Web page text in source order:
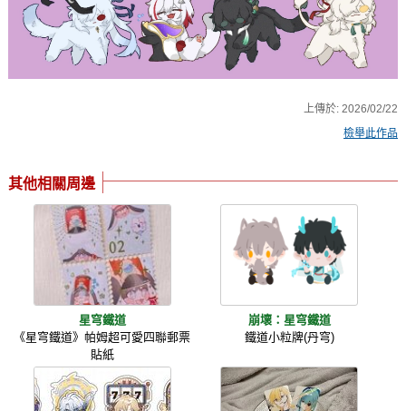
上傳於: 2026/02/22
檢舉此作品
其他相關周邊
星穹鐵道
《星穹鐵道》帕姆超可愛四聯郵票
貼紙
崩壞：星穹鐵道
鐵道小粒牌(丹穹)